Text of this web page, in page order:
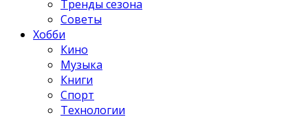
Тренды сезона
Советы
Хобби
Кино
Музыка
Книги
Спорт
Технологии